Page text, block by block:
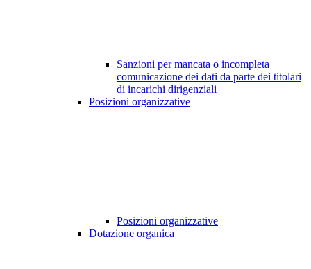
Sanzioni per mancata o incompleta
comunicazione dei dati da parte dei titolari
di incarichi dirigenziali
Posizioni organizzative
Posizioni organizzative
Dotazione organica